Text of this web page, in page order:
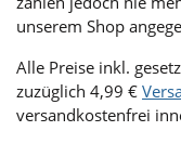
unserem Shop
Alle Preise inkl.
zuzüglich 4,99 €
versandkostenfrei